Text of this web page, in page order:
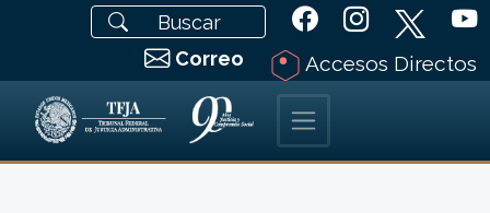
Correo Accesos Directos